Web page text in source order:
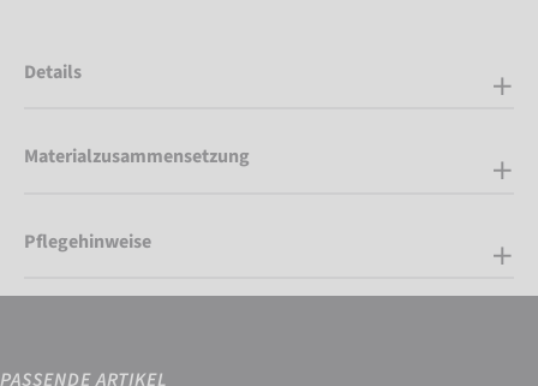
Details
Materialzusammensetzung
Pflegehinweise
PASSENDE ARTIKEL